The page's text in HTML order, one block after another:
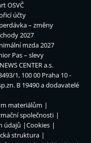
OSVČ
účty
– změny
2027
mzda 2027
Pas – slevy
CENTER a.s.
1, 100 00 Praha 10 -
B 19490 a dodavatelé
materiálům
společnosti
údajů
Cookies
struktura